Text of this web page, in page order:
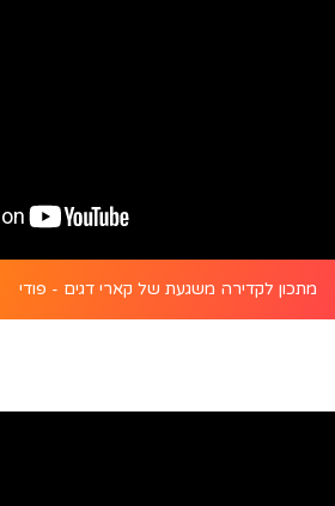
מתכון לקדירה משגעת של קארי דגים - פודי